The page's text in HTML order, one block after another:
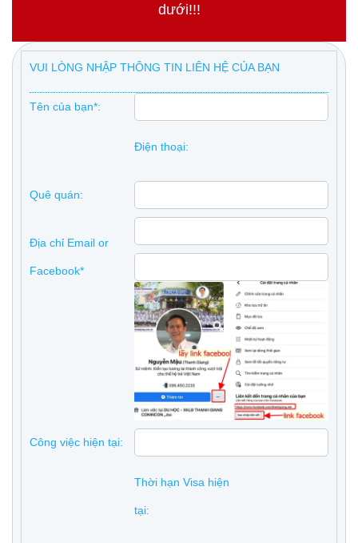
dưới!!!
VUI LÒNG NHẬP THÔNG TIN LIÊN HỆ CỦA BẠN
Tên của bạn*:
Điện thoại:
Quê quán:
Địa chỉ Email or
Facebook*
Công việc hiện tại:
Thời hạn Visa hiện
tại: